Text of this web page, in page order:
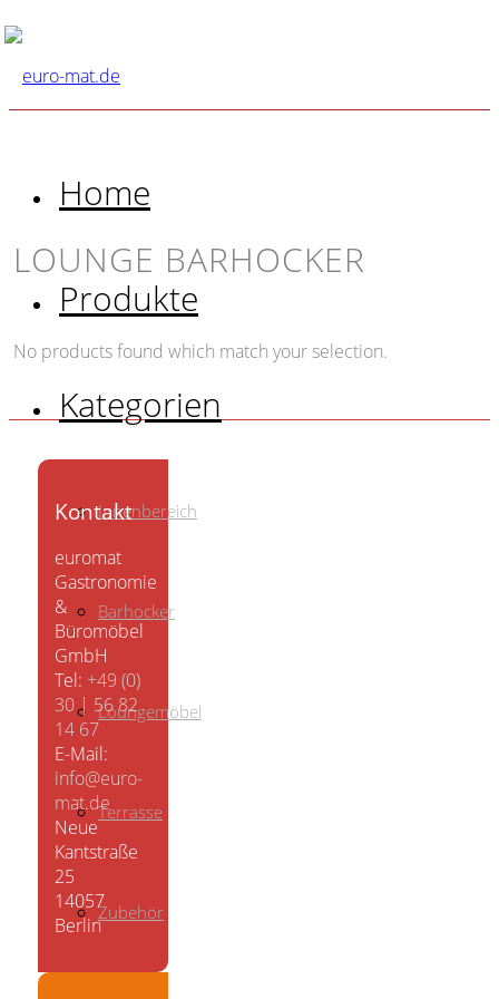
Home
Produkte
Kategorien
Innenbereich
Barhocker
Loungemöbel
Terrasse
Zubehör
LOUNGE BARHOCKER
No products found which match your selection.
Kontakt
euromat
Gastronomie
&
Büromöbel
GmbH
Tel: +49 (0)
30 | 56 82
14 67
E-Mail:
info@euro-
mat.de
Neue
Kantstraße
25
14057
Berlin